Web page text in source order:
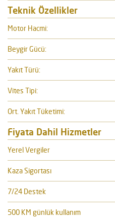
Teknik Özellikler
Motor Hacmi:
Beygir Gücü:
Yakıt Türü:
Vites Tipi:
Ort. Yakıt Tüketimi:
Fiyata Dahil Hizmetler
Yerel Vergiler
Kaza Sigortası
7/24 Destek
500 KM günlük kullanım